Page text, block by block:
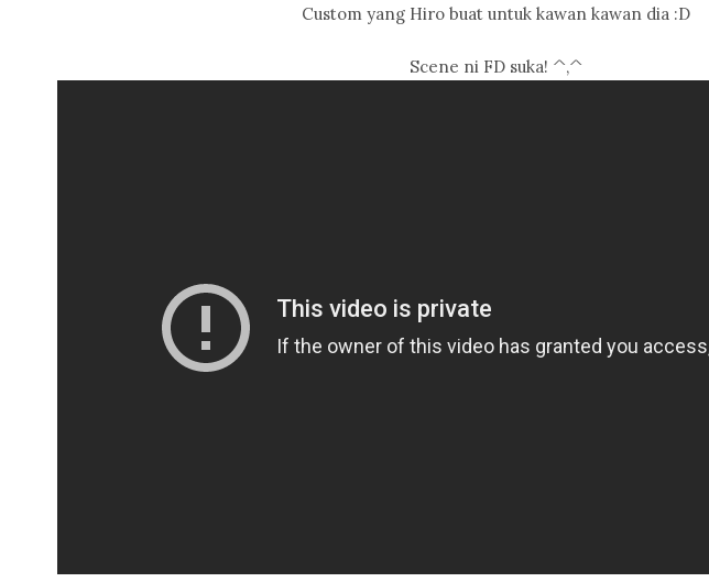
Custom yang Hiro buat untuk kawan kawan dia :D
Scene ni FD suka! ^,^